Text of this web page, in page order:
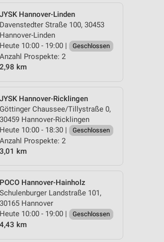
JYSK Hannover-Linden
Davenstedter Straße 100, 30453
Hannover-Linden
Heute 10:00 - 19:00 |
Geschlossen
Anzahl Prospekte: 2
2,98 km
JYSK Hannover-Ricklingen
Göttinger Chaussee/Tillystraße 0,
30459 Hannover-Ricklingen
Heute 10:00 - 18:30 |
Geschlossen
Anzahl Prospekte: 2
3,01 km
POCO Hannover-Hainholz
Schulenburger Landstraße 101,
30165 Hannover
Heute 10:00 - 19:00 |
Geschlossen
4,43 km